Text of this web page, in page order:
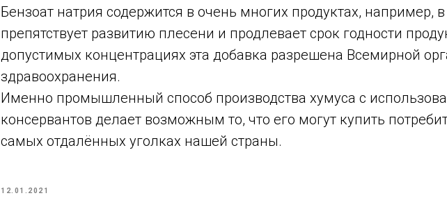
Бензоат натрия содержится в очень многих продуктах, например,
препятствует развитию плесени и продлевает срок годности
допустимых концентрациях эта добавка разрешена Всемирной
здравоохранения.
Именно промышленный способ производства хумуса с
консервантов делает возможным то, что его могут купить
самых отдалённых уголках нашей страны.
12.01.2021